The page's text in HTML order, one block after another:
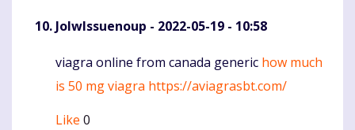
JolwIssuenoup - 2022-05-19 - 10:58
Komentaras
viagra online from canada generic how much
is 50 mg viagra https://aviagrasbt.com/
Like 0